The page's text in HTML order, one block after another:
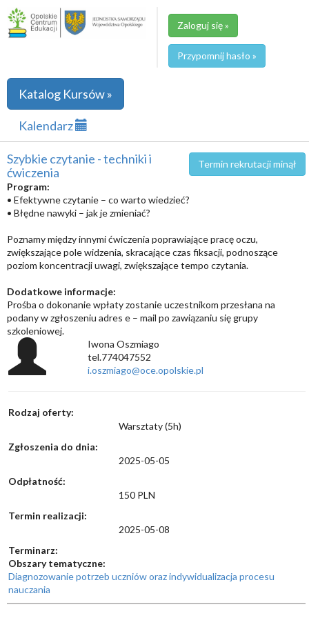
Zaloguj się »
Przypomnij hasło »
Katalog Kursów »
Kalendarz
Szybkie czytanie - techniki i
ćwiczenia
Termin rekrutacji minął
Program:
• Efektywne czytanie – co warto wiedzieć?
• Błędne nawyki – jak je zmieniać?
Poznamy między innymi ćwiczenia poprawiające pracę oczu,
zwiększające pole widzenia, skracające czas fiksacji, podnoszące
poziom koncentracji uwagi, zwiększające tempo czytania.
Dodatkowe informacje:
Prośba o dokonanie wpłaty zostanie uczestnikom przesłana na
podany w zgłoszeniu adres e – mail po zawiązaniu się grupy
szkoleniowej.
Iwona Oszmiago
tel.774047552
i.oszmiago@oce.opolskie.pl
Rodzaj oferty:
Warsztaty (5h)
Zgłoszenia do dnia:
2025-05-05
Odpłatność:
150 PLN
Termin realizacji:
2025-05-08
Terminarz:
Obszary tematyczne:
Diagnozowanie potrzeb uczniów oraz indywidualizacja procesu
nauczania